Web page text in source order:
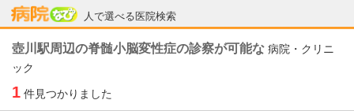
人で選べる医院検索
病院なび
壺川駅周辺の脊髄小脳変性症の診察が可能な 病院・クリニ
ック
1 件見つかりました